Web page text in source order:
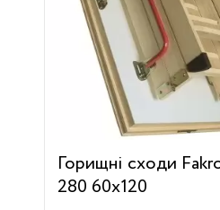
Горищні сходи
280 60х120